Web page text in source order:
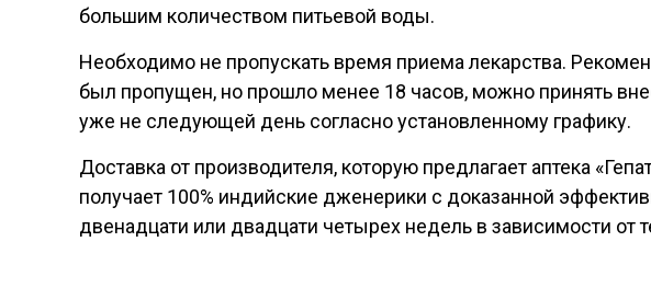
большим количеством питьевой воды.
Необходимо не пропускать время приема лекарства.
был пропущен, но прошло менее 18 часов, можно принять
уже не следующей день согласно установленному графику.
Доставка от производителя, которую предлагает аптека
получает 100% индийские дженерики с доказанной
двенадцати или двадцати четырех недель в зависимости от